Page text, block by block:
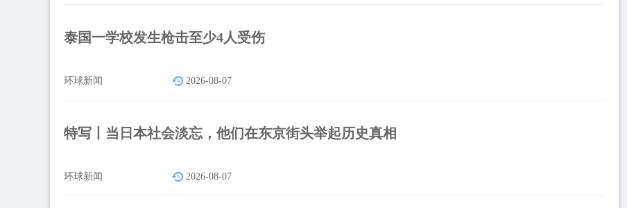
泰国一学校发生枪击至少4人受伤
环球新闻 2026-08-07
特写丨当日本社会淡忘，他们在东京街头举起历史真相
环球新闻 2026-08-07